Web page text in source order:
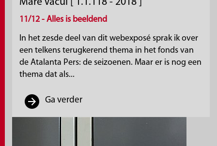
11/12 - Alles is beeldend
In het zesde deel van dit webexposé sprak ik over
een telkens terugkerend thema in het fonds van
de Atalanta Pers: de seizoenen. Maar er is nog een
thema dat als...
Ga verder